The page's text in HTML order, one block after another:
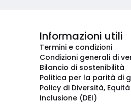
Informazioni utili
Termini e condizioni
Condizioni generali di
Bilancio di sostenibilità
Politica per la parità di
Policy di Diversità,
Inclusione (DEI)